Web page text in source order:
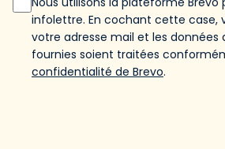
infolettre. En cochant cette case,
votre adresse mail et les données
fournies soient traitées
confidentialité de Brevo.